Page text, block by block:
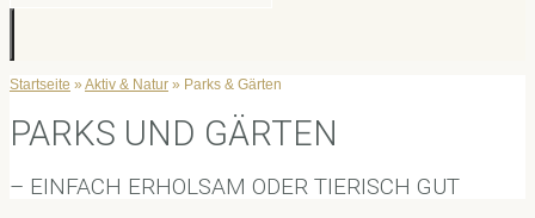
Startseite » Aktiv & Natur » Parks & Gärten
PARKS UND GÄRTEN
– EINFACH ERHOLSAM ODER TIERISCH GUT